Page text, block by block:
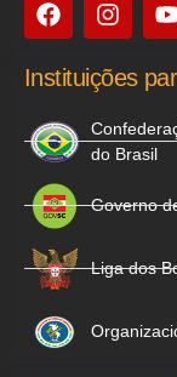
Instituições
do Brasil
Governo
Liga dos